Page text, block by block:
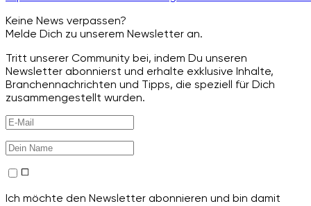
Keine News verpassen?
Melde Dich zu unserem Newsletter an.
Tritt unserer Community bei, indem Du unseren
Newsletter abonnierst und erhalte exklusive Inhalte,
Branchennachrichten und Tipps, die speziell für Dich
zusammengestellt wurden.
Ich möchte den Newsletter abonnieren und bin damit